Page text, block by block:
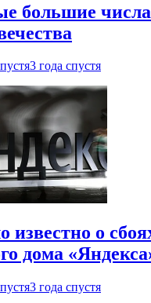
большие
3 года спустя
известно о
дома
3 года спустя